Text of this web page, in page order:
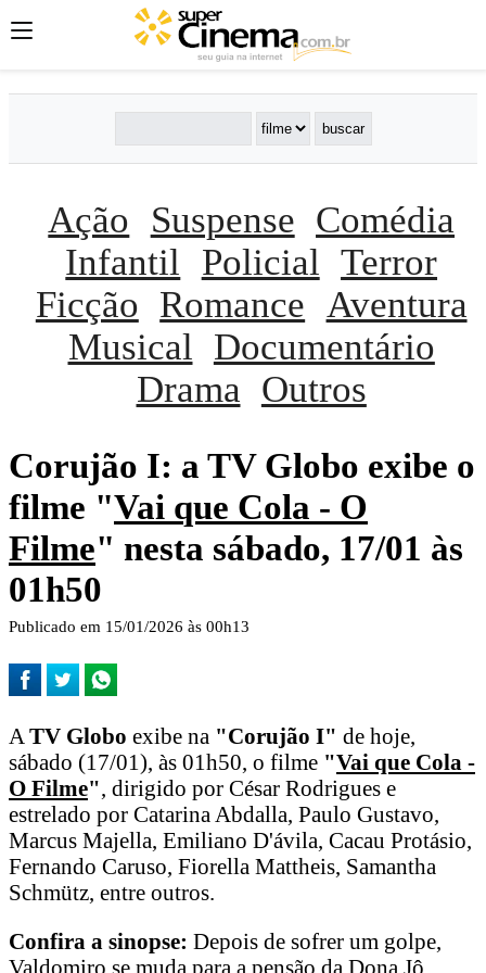
Ação Suspense Comédia
Infantil
Policial Terror
Ficção Romance Aventura
Musical
Documentário
Drama Outros
Corujão I: a TV Globo exibe o
filme "Vai que Cola - O
Filme" nesta sábado, 17/01 às
01h50
Publicado em 15/01/2026 às 00h13
A TV Globo exibe na "Corujão I" de hoje,
sábado (17/01), às 01h50, o filme "Vai que Cola -
O Filme", dirigido por César Rodrigues e
estrelado por Catarina Abdalla, Paulo Gustavo,
Marcus Majella, Emiliano D'ávila, Cacau Protásio,
Fernando Caruso, Fiorella Mattheis, Samantha
Schmütz, entre outros.
Confira a sinopse: Depois de sofrer um golpe,
Valdomiro se muda para a pensão da Dona Jô.